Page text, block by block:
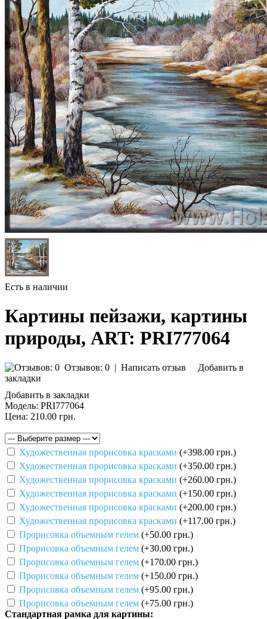
Есть в наличии
Картины пейзажи, картины
природы, ART: PRI777064
Отзывов: 0 | Написать отзыв
Добавить в
закладки
Добавить в закладки
Модель: PRI777064
Цена: 210.00 грн.
Художественная прорисовка красками (+398.00 грн.)
Художественная прорисовка красками (+350.00 грн.)
Художественная прорисовка красками (+260.00 грн.)
Художественная прорисовка красками (+150.00 грн.)
Художественная прорисовка красками (+200.00 грн.)
Художественная прорисовка красками (+117.00 грн.)
Прорисовка объемным гелем (+50.00 грн.)
Прорисовка объемным гелем (+30.00 грн.)
Прорисовка объемным гелем (+170.00 грн.)
Прорисовка объемным гелем (+150.00 грн.)
Прорисовка объемным гелем (+95.00 грн.)
Прорисовка объемным гелем (+75.00 грн.)
Стандартная рамка для картины: